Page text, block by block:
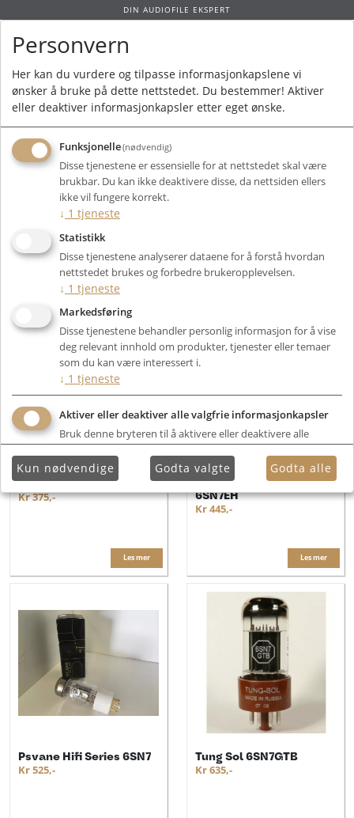
DIN AUDIOFILE EKSPERT
Forside / Produkter/ Smårør / 6SN7
Filter
Viser 7 produkter
Psvane 6SN7-GT
Kr 375,-
Les mer
Electro Harmonix
6SN7EH
Kr 445,-
Les mer
Psvane Hifi Series 6SN7
Kr 525,-
Tung Sol 6SN7GTB
Kr 635,-
Personvern
Her kan du vurdere og tilpasse informasjonkapslene vi
ønsker å bruke på dette nettstedet. Du bestemmer! Aktiver
eller deaktiver informasjonkapsler etter eget ønske.
Funksjonelle(nødvendig)
Disse tjenestene er essensielle for at nettstedet skal være
brukbar. Du kan ikke deaktivere disse, da nettsiden ellers
ikke vil fungere korrekt.
↓ 1 tjeneste
Statistikk
Disse tjenestene analyserer dataene for å forstå hvordan
nettstedet brukes og forbedre brukeropplevelsen.
↓ 1 tjeneste
Markedsføring
Disse tjenestene behandler personlig informasjon for å vise
deg relevant innhold om produkter, tjenester eller temaer
som du kan være interessert i.
↓ 1 tjeneste
Aktiver eller deaktiver alle valgfrie informasjonkapsler
Bruk denne bryteren til å aktivere eller deaktivere alle
Kun nødvendige Godta valgte Godta alle